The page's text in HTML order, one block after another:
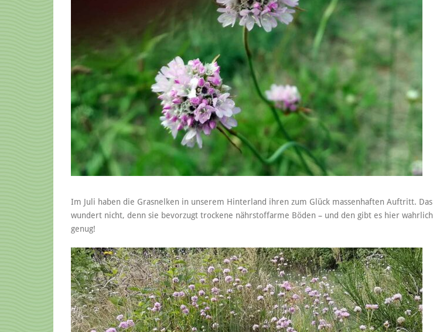
Im Juli haben die Grasnelken in unserem Hinterland ihren zum Glück massenhaften Auftritt. Das
wundert nicht, denn sie bevorzugt trockene nährstoffarme Böden – und den gibt es hier wahrlich
genug!